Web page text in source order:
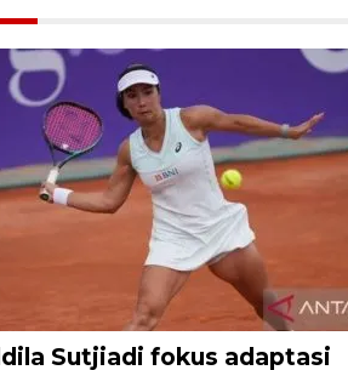
Sutjiadi fokus adaptasi